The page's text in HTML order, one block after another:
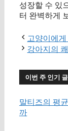
성장할 수 있
터 완벽하게
고양이에
강아지의
이번 주 인기 글
말티즈의 평
까